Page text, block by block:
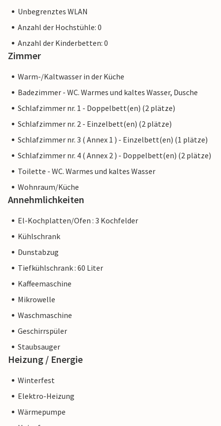
Unbegrenztes WLAN
Anzahl der Hochstühle: 0
Anzahl der Kinderbetten: 0
Zimmer
Warm-/Kaltwasser in der Küche
Badezimmer - WC. Warmes und kaltes Wasser, Dusche
Schlafzimmer nr. 1 - Doppelbett(en) (2 plätze)
Schlafzimmer nr. 2 - Einzelbett(en) (2 plätze)
Schlafzimmer nr. 3 ( Annex 1 ) - Einzelbett(en) (1 plätze)
Schlafzimmer nr. 4 ( Annex 2 ) - Doppelbett(en) (2 plätze)
Toilette - WC. Warmes und kaltes Wasser
Wohnraum/Küche
Annehmlichkeiten
El-Kochplatten/Ofen : 3 Kochfelder
Kühlschrank
Dunstabzug
Tiefkühlschrank : 60 Liter
Kaffeemaschine
Mikrowelle
Waschmaschine
Geschirrspüler
Staubsauger
Heizung / Energie
Winterfest
Elektro-Heizung
Wärmepumpe